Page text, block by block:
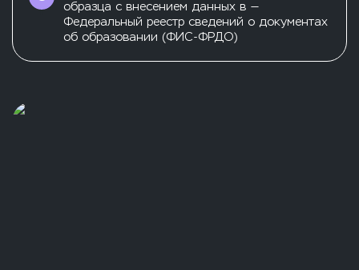
образца с внесением данных в —
Федеральный реестр сведений о документах
об образовании (ФИС-ФРДО)